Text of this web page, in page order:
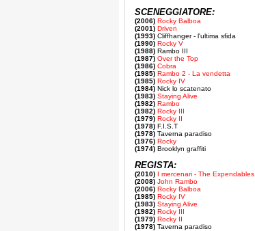
SCENEGGIATORE:
(2006) Rocky Balboa
(2001) Driven
(1993) Cliffhanger - l'ultima sfida
(1990) Rocky V
(1988) Rambo III
(1987) Over the Top
(1986) Cobra
(1985) Rambo 2 - La vendetta
(1985) Rocky IV
(1984) Nick lo scatenato
(1983) Staying Alive
(1982) Rambo
(1982) Rocky III
(1979) Rocky II
(1978) F.I.S.T
(1978) Taverna paradiso
(1976) Rocky
(1974) Brooklyn graffiti
REGISTA:
(2010) I mercenari - The Expendables
(2008) John Rambo
(2006) Rocky Balboa
(1985) Rocky IV
(1983) Staying Alive
(1982) Rocky III
(1979) Rocky II
(1978) Taverna paradiso